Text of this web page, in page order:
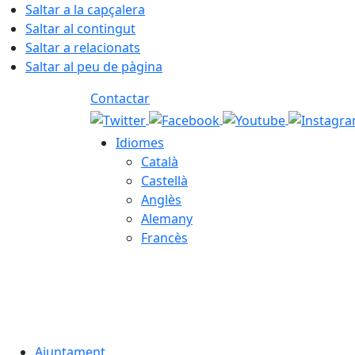
Saltar a la capçalera
Saltar al contingut
Saltar a relacionats
Saltar al peu de pàgina
Contactar
Idiomes
Català
Castellà
Anglès
Alemany
Francès